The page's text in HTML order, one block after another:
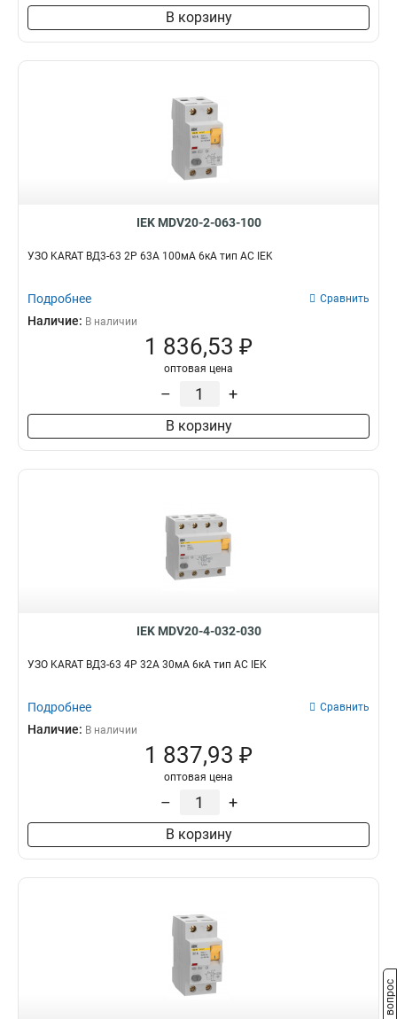
В корзину
IEK MDV20-2-063-100
УЗО KARAT ВД3-63 2P 63А 100мА 6кА тип AC IEK
Подробнее Сравнить
Наличие: В наличии
1 836,53 ₽
оптовая цена
– +
В корзину
IEK MDV20-4-032-030
УЗО KARAT ВД3-63 4P 32А 30мА 6кА тип AC IEK
Подробнее Сравнить
Наличие: В наличии
1 837,93 ₽
оптовая цена
– +
В корзину